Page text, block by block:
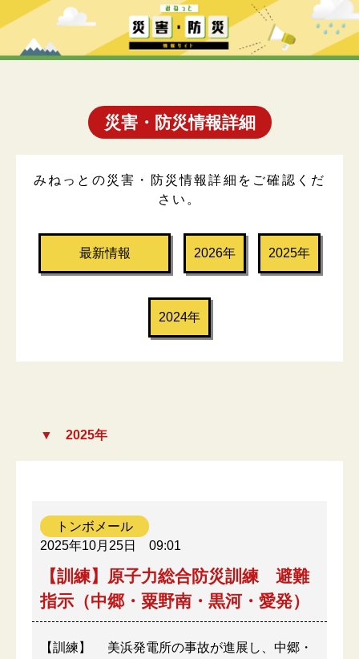
災害・防災情報詳細
みねっとの災害・防災情報詳細をご確認くだ
さい。
最新情報 2026年 2025年
2024年
2025年
トンボメール
2025年10月25日
09:01
【訓練】原子力総合防災訓練 避難
指示（中郷・粟野南・黒河・愛発）
【訓練】 美浜発電所の事故が進展し、中郷・